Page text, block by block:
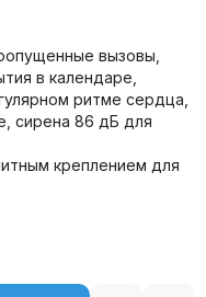
вызовы,
в календаре,
ритме сердца,
сирена 86 дБ для
креплением для